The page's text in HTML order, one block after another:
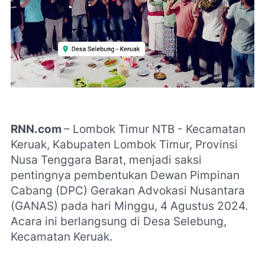
RNN.com– Lombok Timur NTB - Kecamatan
Keruak, Kabupaten Lombok Timur, Provinsi
Nusa Tenggara Barat, menjadi saksi
pentingnya pembentukan Dewan Pimpinan
Cabang (DPC) Gerakan Advokasi Nusantara
(GANAS) pada hari Minggu, 4 Agustus 2024.
Acara ini berlangsung di Desa Selebung,
Kecamatan Keruak.